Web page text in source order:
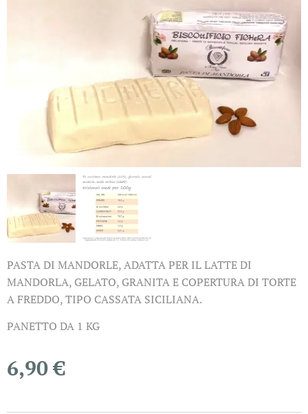
PASTA DI MANDORLE, ADATTA PER IL LATTE DI
MANDORLA, GELATO, GRANITA E COPERTURA DI TORTE
A FREDDO, TIPO CASSATA SICILIANA.
PANETTO DA 1 KG
6,90€